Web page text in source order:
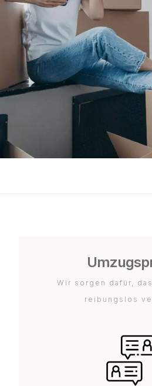
Wir sorgen dafür,
reibungslos